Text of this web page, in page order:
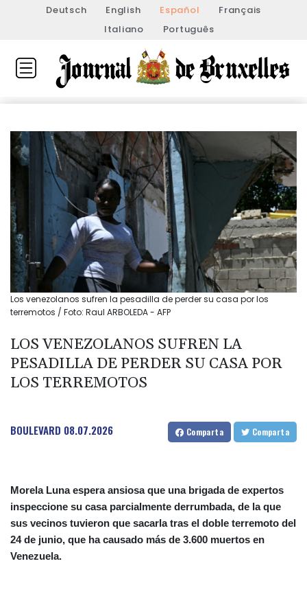
Deutsch English Español
Français
Italiano
Português
Los venezolanos sufren la pesadilla de perder su casa por los
terremotos / Foto: Raul ARBOLEDA - AFP
LOS VENEZOLANOS SUFREN LA
PESADILLA DE PERDER SU CASA POR
LOS TERREMOTOS
BOULEVARD 08.07.2026 Comparta Comparta
Morela Luna espera ansiosa que una brigada de expertos
inspeccione su casa parcialmente derrumbada, de la que
sus vecinos tuvieron que sacarla tras el doble terremoto del
24 de junio, que ha causado más de 3.600 muertos en
Venezuela.